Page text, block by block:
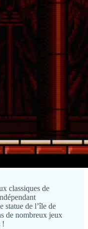
classiques de
statue de l’île de
de nombreux jeux
!